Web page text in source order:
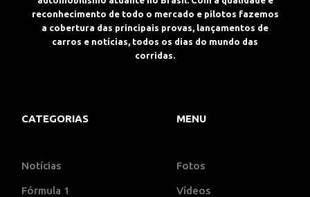
reconhecimento de todo o mercado e pilotos fazemos
a cobertura das principais provas, lançamentos de
carros e notícias, todos os dias do mundo das
corridas.
CATEGORIAS
Notícias
Fórmula 1
MENU
Fotos
Vídeos